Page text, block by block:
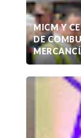
MICM Y
DE